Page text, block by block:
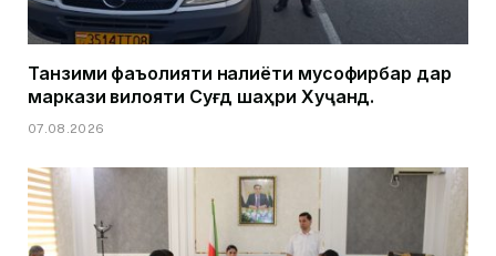
Танзими фаъолияти нақлиёти мусофирбар дар
маркази вилояти Суғд шаҳри Хуҷанд.
07.08.2026